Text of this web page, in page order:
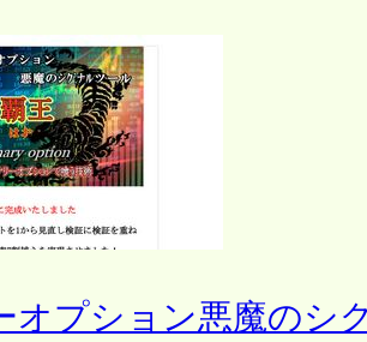
オプション悪魔のシ